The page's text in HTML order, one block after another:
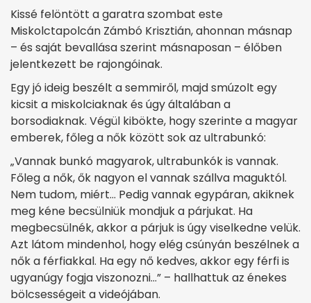
Kissé felöntött a garatra szombat este
Miskolctapolcán Zámbó Krisztián, ahonnan másnap
– és saját bevallása szerint másnaposan – élőben
jelentkezett be rajongóinak.
Egy jó ideig beszélt a semmiről, majd smúzolt egy
kicsit a miskolciaknak és úgy általában a
borsodiaknak. Végül kibökte, hogy szerinte a magyar
emberek, főleg a nők között sok az ultrabunkó:
„Vannak bunkó magyarok, ultrabunkók is vannak.
Főleg a nők, ők nagyon el vannak szállva maguktól.
Nem tudom, miért… Pedig vannak egypáran, akiknek
meg kéne becsülniük mondjuk a párjukat. Ha
megbecsülnék, akkor a párjuk is úgy viselkedne velük.
Azt látom mindenhol, hogy elég csúnyán beszélnek a
nők a férfiakkal. Ha egy nő kedves, akkor egy férfi is
ugyanúgy fogja viszonozni…” – hallhattuk az énekes
bölcsességeit a videójában.